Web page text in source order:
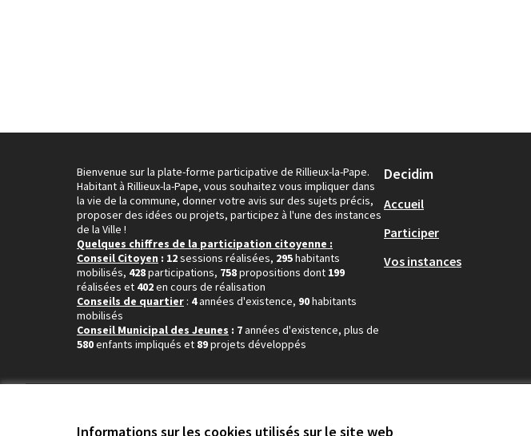
Informations sur les cookies utilisés sur le site web
Bienvenue sur la plate-forme participative de Rillieux-la-Pape.
Habitant à Rillieux-la-Pape, vous souhaitez vous impliquer dans
la vie de la commune, donner votre avis sur des sujets précis,
proposer des idées ou projets, participez à l'une des instances
de la Ville !
Quelques chiffres de la participation citoyenne :
Conseil Citoyen : 12sessions réalisées, 295habitants
mobilisés, 428participations, 758propositions dont 199
réalisées et 402en cours de réalisation
Conseils de quartier : 4années d'existence, 90habitants
mobilisés
Conseil Municipal des Jeunes : 7années d'existence, plus de
580enfants impliqués et 89projets développés
Decidim
Accueil
Participer
Vos instances